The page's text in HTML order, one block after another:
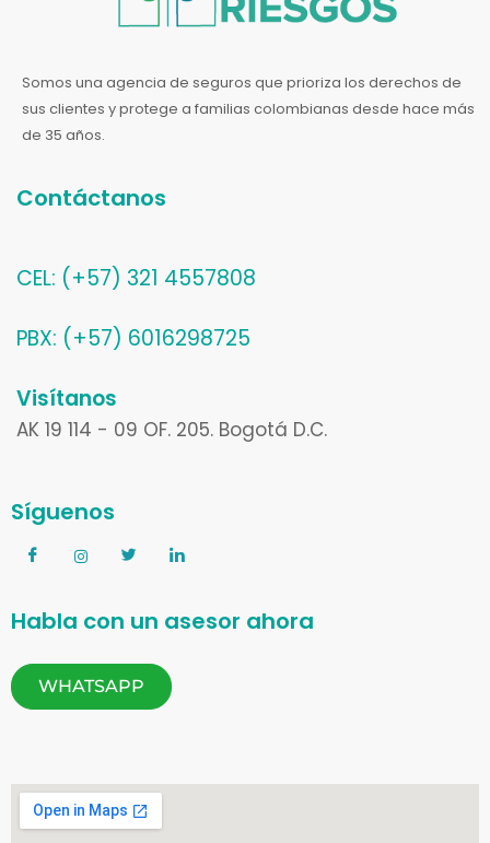
Somos una agencia de seguros que prioriza los derechos de
sus clientes y protege a familias colombianas desde hace más
de 35 años.
Contáctanos
CEL: (+57) 321 4557808
PBX: (+57) 6016298725
Visítanos
AK 19 114 - 09 OF. 205. Bogotá D.C.
Síguenos
Habla con un asesor ahora
WHATSAPP